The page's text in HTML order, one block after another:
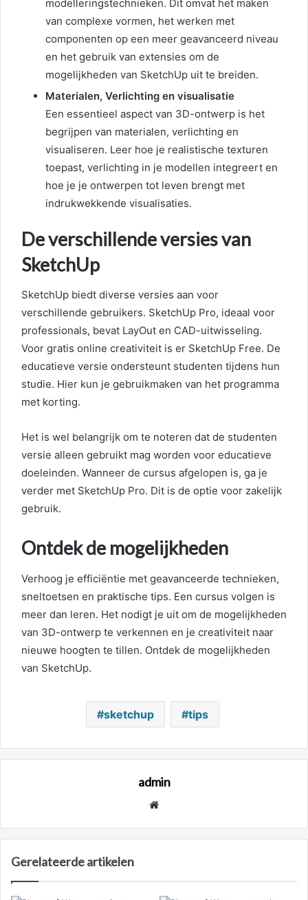
modelleringstechnieken. Dit omvat het maken
van complexe vormen, het werken met
componenten op een meer geavanceerd niveau
en het gebruik van extensies om de
mogelijkheden van SketchUp uit te breiden.
Materialen, Verlichting en visualisatie
Een essentieel aspect van 3D-ontwerp is het
begrijpen van materialen, verlichting en
visualiseren. Leer hoe je realistische texturen
toepast, verlichting in je modellen integreert en
hoe je je ontwerpen tot leven brengt met
indrukwekkende visualisaties.
De verschillende versies van
SketchUp
SketchUp biedt diverse versies aan voor
verschillende gebruikers. SketchUp Pro, ideaal voor
professionals, bevat LayOut en CAD-uitwisseling.
Voor gratis online creativiteit is er SketchUp Free. De
educatieve versie ondersteunt studenten tijdens hun
studie. Hier kun je gebruikmaken van het programma
met korting.
Het is wel belangrijk om te noteren dat de studenten
versie alleen gebruikt mag worden voor educatieve
doeleinden. Wanneer de cursus afgelopen is, ga je
verder met SketchUp Pro. Dit is de optie voor zakelijk
gebruik.
Ontdek de mogelijkheden
Verhoog je efficiëntie met geavanceerde technieken,
sneltoetsen en praktische tips. Een cursus volgen is
meer dan leren. Het nodigt je uit om de mogelijkheden
van 3D-ontwerp te verkennen en je creativiteit naar
nieuwe hoogten te tillen. Ontdek de mogelijkheden
van SketchUp.
sketchup tips
admin
Website
Gerelateerde artikelen